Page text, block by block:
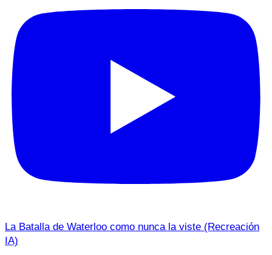
La Batalla de Waterloo como nunca la viste (Recreación
IA)